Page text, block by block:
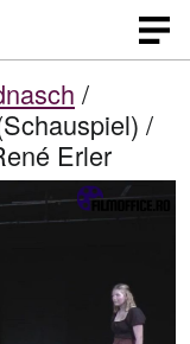
/
/
Erler